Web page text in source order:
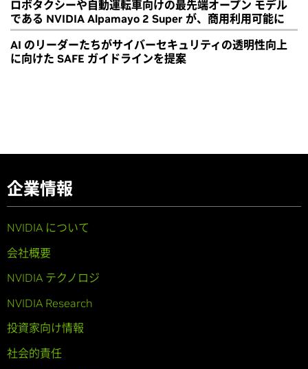
ロボタクシーや自動運転車向けの最先端オープン モデル
である NVIDIA Alpamayo 2 Super が、商用利用可能に
AI のリーダーたちがサイバーセキュリティの透明性向上
に向けた SAFE ガイドラインを提案
企業情報
NVIDIA について
会社概要
NVIDIA テクノロジ
NVIDIA Research
投資家向け情報
社会的責任